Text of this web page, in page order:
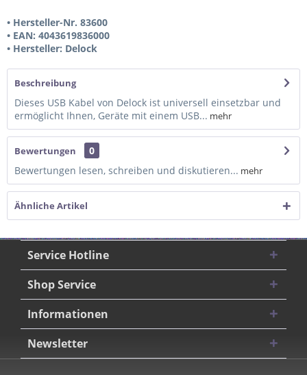
• Hersteller-Nr. 83600
• EAN: 4043619836000
• Hersteller: Delock
Beschreibung
Dieses USB Kabel von Delock ist universell einsetzbar und
ermöglicht Ihnen, Geräte mit einem USB... mehr
Bewertungen
0
Bewertungen lesen, schreiben und diskutieren... mehr
Ähnliche Artikel
Service Hotline
Shop Service
Informationen
Newsletter